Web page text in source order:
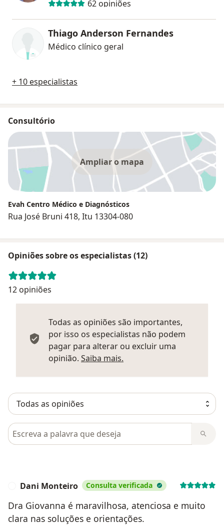
62 opiniões
Thiago Anderson Fernandes
Médico clínico geral
+ 10 especialistas
Consultório
Ampliar o mapa
Evah Centro Médico e Diagnósticos
Rua José Bruni 418, Itu 13304-080
Opiniões sobre os especialistas (12)
12 opiniões
Todas as opiniões são importantes,
por isso os especialistas não podem
pagar para alterar ou excluir uma
opinião. Saiba mais.
Pesquisar em opiniões
Dani Monteiro Consulta verificada
Dra Giovanna é maravilhosa, atenciosa e muito
clara nas soluções e orientações.